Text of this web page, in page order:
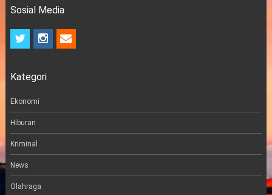
Sosial Media
t
t
r
i
n
a
e
m
Kategori
Ekonomi
Hiburan
Kriminal
News
Olahraga